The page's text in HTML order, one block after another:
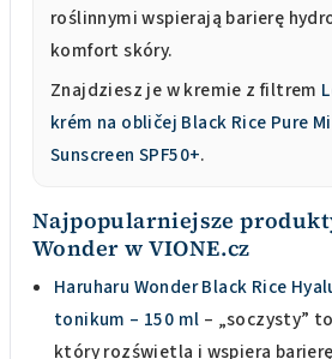
roślinnymi wspierają barierę
komfort skóry.
Znajdziesz je w kremie z filtrem
krém na obličej Black Rice Pure
Sunscreen SPF50+.
Najpopularniejsze
Wonder w VIONE.cz
Haruharu Wonder Black Rice
tonikum – 150 ml – „soczysty”
który rozświetla i wspiera